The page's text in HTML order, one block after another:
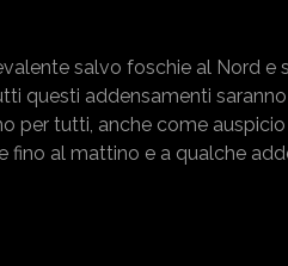
salvo foschie al Nord
questi addensamenti
per tutti, anche come
fino al mattino e a qualche